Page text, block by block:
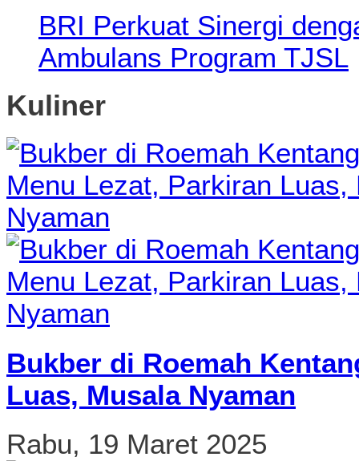
BRI Perkuat Sinergi
Ambulans Program TJSL
Kuliner
Bukber di Roemah
Luas, Musala Nyaman
Rabu, 19 Maret 2025